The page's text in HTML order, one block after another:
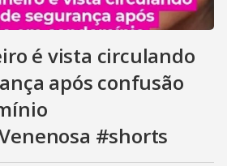
é vista circulando
após confusão
#shorts